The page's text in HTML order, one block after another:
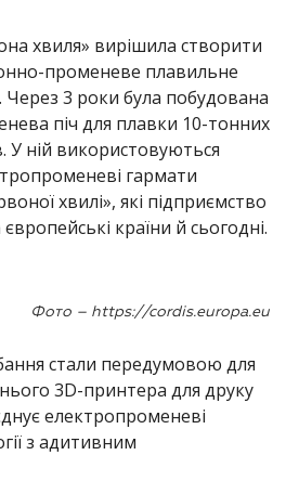
хвиля» вирішила створити
променеве плавильне
Через 3 роки була побудована
піч для плавки 10-тонних
У ній використовуються
гармати
хвилі», які підприємство
країни й сьогодні.
Фото – https://cordis.europa.eu
стали передумовою для
3D-принтера для друку
електропроменеві
з адитивним